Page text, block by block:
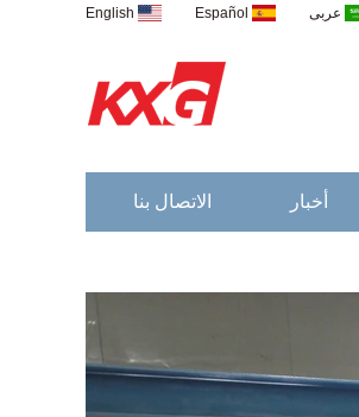
English Español عربى
أخبار الاتصال بنا